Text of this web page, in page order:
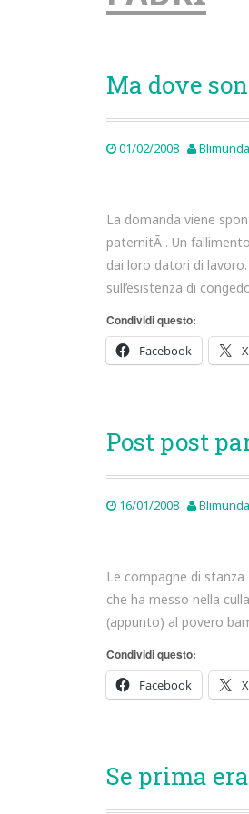
Ma dove
01/02/2008 Blimunda
La domanda viene
paternitÃ . Un
dai loro datori di
sull’esistenza di
Condividi questo:
Facebook
X
Post post
16/01/2008 Blimunda
Le compagne di
che ha messo nella
(appunto) al povero
Condividi questo:
Facebook
X
Se prima